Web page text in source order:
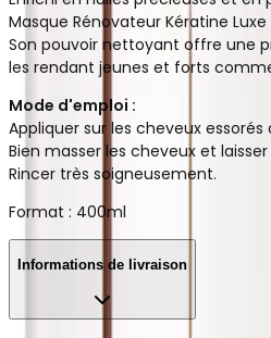
Masque Rénovateur Kératine
Son pouvoir nettoyant offre une
les rendant jeunes et forts
Mode d'emploi :
Appliquer sur les cheveux
Bien masser les cheveux et
Rincer très soigneusement.
Format : 400ml
Informations de livraison